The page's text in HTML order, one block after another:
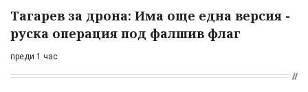
Тагарев за дрона: Има още една версия -
руска операция под фалшив флаг
преди 1 час